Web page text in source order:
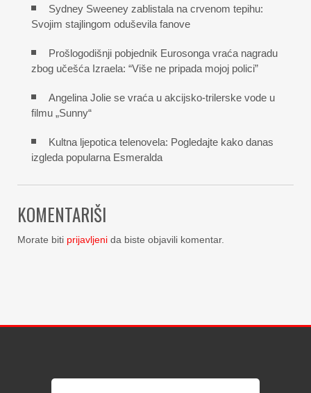
Sydney Sweeney zablistala na crvenom tepihu:
Svojim stajlingom oduševila fanove
Prošlogodišnji pobjednik Eurosonga vraća nagradu
zbog učešća Izraela: “Više ne pripada mojoj polici”
Angelina Jolie se vraća u akcijsko-trilerske vode u
filmu „Sunny“
Kultna ljepotica telenovela: Pogledajte kako danas
izgleda popularna Esmeralda
KOMENTARIŠI
Morate biti prijavljeni da biste objavili komentar.